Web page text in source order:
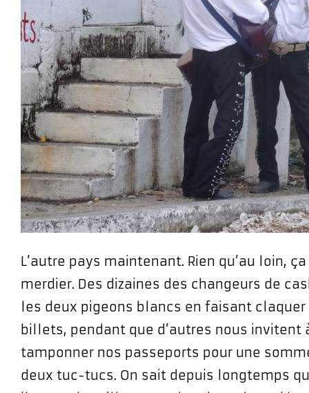
L’autre pays maintenant. Rien qu’au loin,
merdier. Des dizaines des changeurs de
les deux pigeons blancs en faisant
billets, pendant que d’autres nous invitent
tamponner nos passeports pour une
deux tuc-tucs. On sait depuis longtemps